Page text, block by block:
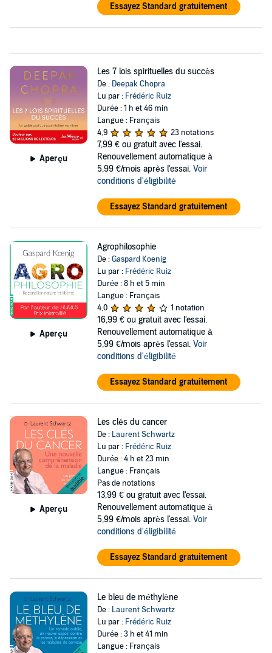
Essayez Standard gratuitement
Aperçu
Les 7 lois spirituelles du succès
De : Deepak Chopra
Lu par : Frédéric Ruiz
Durée : 1 h et 46 min
Langue : Français
4,9
23 notations
7,99 € ou gratuit avec l'essai.
Renouvellement automatique à
5,99 €/mois après l'essai. Voir
conditions d'éligibilité
Essayez Standard gratuitement
Aperçu
Agrophilosophie
De :Gaspard Koenig
Lu par : Frédéric Ruiz
Durée : 8 h et 5 min
Langue : Français
4,0
1 notation
16,99 € ou gratuit avec l'essai.
Renouvellement automatique à
5,99 €/mois après l'essai. Voir
conditions d'éligibilité
Essayez Standard gratuitement
Aperçu
Les clés du cancer
De : Laurent Schwartz
Lu par : Frédéric Ruiz
Durée : 4 h et 23 min
Langue : Français
Pas de notations
13,99 € ou gratuit avec l'essai.
Renouvellement automatique à
5,99 €/mois après l'essai. Voir
conditions d'éligibilité
Essayez Standard gratuitement
Le bleu de méthylène
De : Laurent Schwartz
Lu par : Frédéric Ruiz
Durée : 3 h et 41 min
Langue : Français